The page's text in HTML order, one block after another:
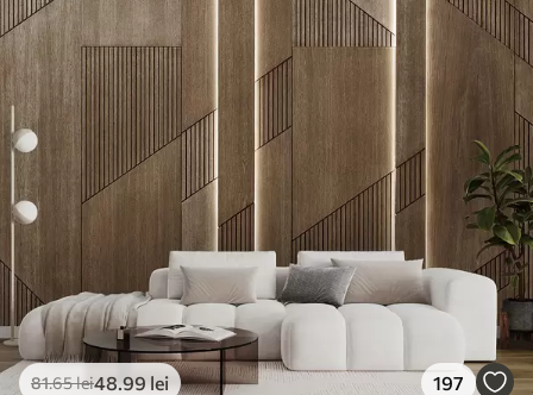
81.65lei48 .99 lei 197